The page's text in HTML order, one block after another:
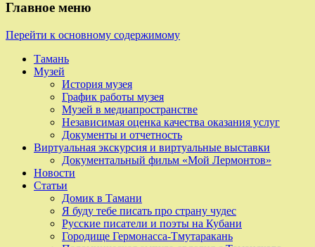
Главное меню
Перейти к основному содержимому
Тамань
Музей
История музея
График работы музея
Музей в медиапространстве
Независимая оценка качества оказания услуг
Документы и отчетность
Виртуальная экскурсия и виртуальные выставки
Документальный фильм «Мой Лермонтов»
Новости
Статьи
Домик в Тамани
Я буду тебе писать про страну чудес
Русские писатели и поэты на Кубани
Городище Гермонасса-Тмутаракань